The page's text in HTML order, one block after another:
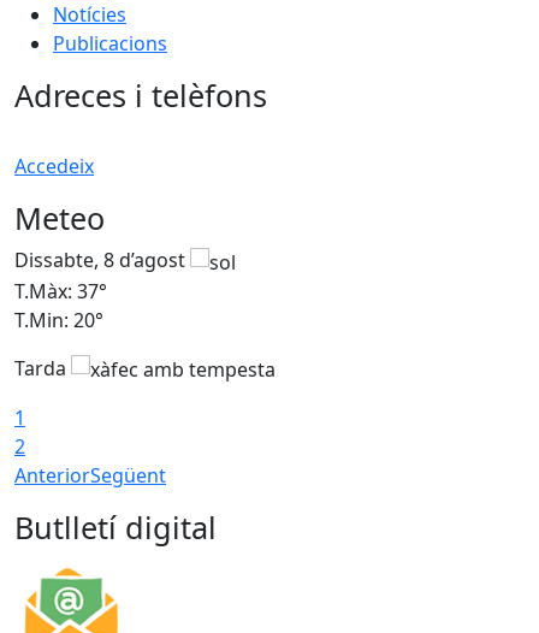
Notícies
Publicacions
Adreces i telèfons
Accedeix
Meteo
Dissabte, 8 d’agost
T.Màx: 37°
T.Min: 20°
Tarda
1
2
AnteriorSegüent
Butlletí digital